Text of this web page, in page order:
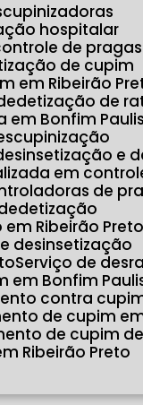
hospitalar
de
de cupim
em Ribeirão
de
em Bonfim
e
em
de
Ribeirão Preto
desinsetização
Serviço de
em Bonfim
contra
de cupim
de cupim
Ribeirão Preto